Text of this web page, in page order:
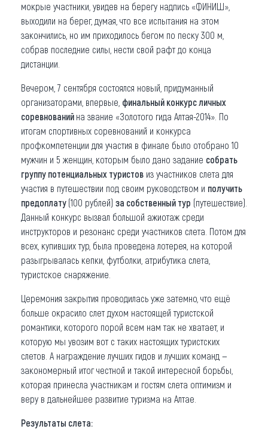
мокрые участники, увидев на берегу надпись «ФИНИШ»,
выходили на берег, думая, что все испытания на этом
закончились, но им приходилось бегом по песку 300 м,
собрав последние силы, нести свой рафт до конца
дистанции.
Вечером, 7 сентября состоялся новый, придуманный
организаторами, впервые, финальный конкурс личных
соревнований на звание «Золотого гида Алтая-2014». По
итогам спортивных соревнований и конкурса
профкомпетенции для участия в финале было отобрано 10
мужчин и 5 женщин, которым было дано задание собрать
группу потенциальных туристов из участников слета для
участия в путешествии под своим руководством и получить
предоплату (100 рублей) за собственный тур (путешествие).
Данный конкурс вызвал большой ажиотаж среди
инструкторов и резонанс среди участников слета. Потом для
всех, купивших тур, была проведена лотерея, на которой
разыгрывалась кепки, футболки, атрибутика слета,
туристское снаряжение.
Церемония закрытия проводилась уже затемно, что ещё
больше окрасило слет духом настоящей туристской
романтики, которого порой всем нам так не хватает, и
которую мы увозим вот с таких настоящих туристских
слетов. А награждение лучших гидов и лучших команд —
закономерный итог честной и такой интересной борьбы,
которая принесла участникам и гостям слета оптимизм и
веру в дальнейшее развитие туризма на Алтае.
Результаты слета: